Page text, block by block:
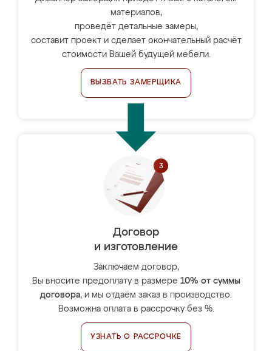
материалов,
проведёт детальные замеры,
составит проект и сделает окончательный расчёт
стоимости Вашей будущей мебели.
ВЫЗВАТЬ ЗАМЕРЩИКА
Договор
и изготовление
Заключаем договор,
Вы вносите предоплату в размере 10% от суммы
договора, и мы отдаём заказ в производство.
Возможна оплата в рассрочку без %.
УЗНАТЬ О РАССРОЧКЕ